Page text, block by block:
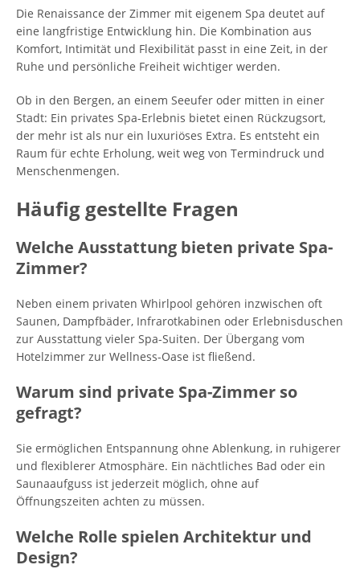
Die Renaissance der Zimmer mit eigenem Spa deutet auf
eine langfristige Entwicklung hin. Die Kombination aus
Komfort, Intimität und Flexibilität passt in eine Zeit, in der
Ruhe und persönliche Freiheit wichtiger werden.
Ob in den Bergen, an einem Seeufer oder mitten in einer
Stadt: Ein privates Spa-Erlebnis bietet einen Rückzugsort,
der mehr ist als nur ein luxuriöses Extra. Es entsteht ein
Raum für echte Erholung, weit weg von Termindruck und
Menschenmengen.
Häufig gestellte Fragen
Welche Ausstattung bieten private Spa-
Zimmer?
Neben einem privaten Whirlpool gehören inzwischen oft
Saunen, Dampfbäder, Infrarotkabinen oder Erlebnisduschen
zur Ausstattung vieler Spa-Suiten. Der Übergang vom
Hotelzimmer zur Wellness-Oase ist fließend.
Warum sind private Spa-Zimmer so
gefragt?
Sie ermöglichen Entspannung ohne Ablenkung, in ruhigerer
und flexiblerer Atmosphäre. Ein nächtliches Bad oder ein
Saunaaufguss ist jederzeit möglich, ohne auf
Öffnungszeiten achten zu müssen.
Welche Rolle spielen Architektur und
Design?